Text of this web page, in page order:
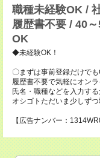
職種未経験OK /
履歴書不要 / 40
OK
◆未経験OK！
〇まずは事前登録だけでも
履歴書不要で気軽にオン
氏名・職種などを入力す
オシゴトただいま少しず
【広告ナンバー：